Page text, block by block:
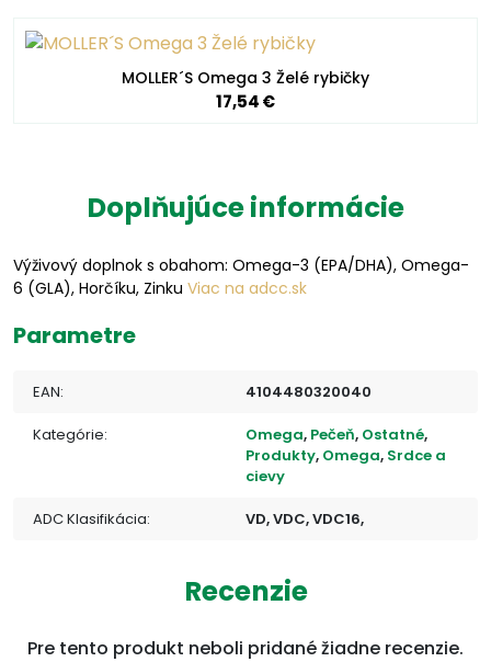
MOLLER´S Omega 3 Želé rybičky
17,54 €
Doplňujúce informácie
Výživový doplnok s obahom: Omega-3 (EPA/DHA), Omega-
6 (GLA), Horčíku, Zinku Viac na adcc.sk
Parametre
EAN: 4104480320040
Kategórie: Omega, Pečeň, Ostatné,
Produkty, Omega, Srdce a
cievy
ADC Klasifikácia: VD, VDC, VDC16,
Recenzie
Pre tento produkt neboli pridané žiadne recenzie.